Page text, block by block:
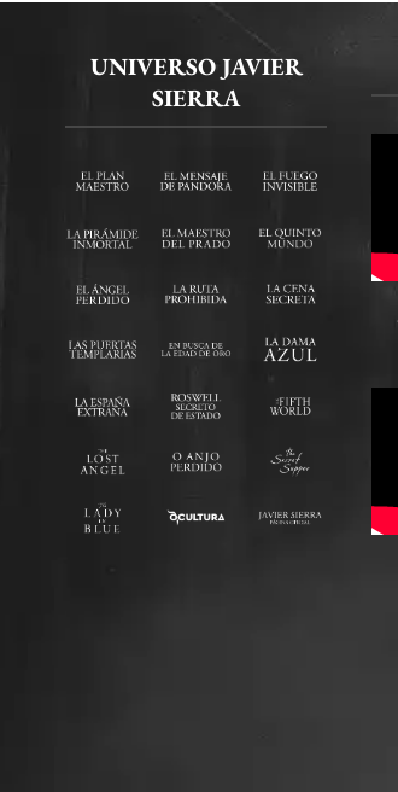
UNIVERSO JAVIER
SIERRA